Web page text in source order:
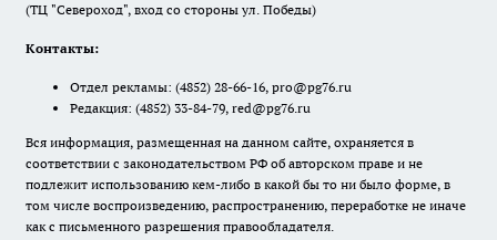
(ТЦ "Североход", вход со стороны ул. Победы)
Контакты:
Отдел рекламы: (4852) 28-66-16, pro@pg76.ru
Редакция: (4852) 33-84-79, red@pg76.ru
Вся информация, размещенная на данном сайте, охраняется в
соответствии с законодательством РФ об авторском праве и не
подлежит использованию кем-либо в какой бы то ни было форме, в
том числе воспроизведению, распространению, переработке не иначе
как с письменного разрешения правообладателя.